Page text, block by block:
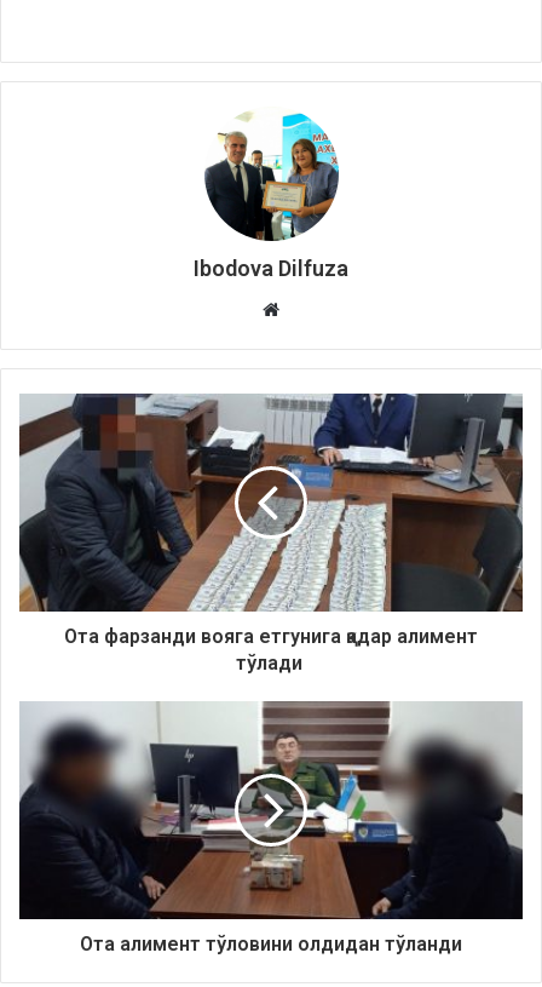
Ibodova Dilfuza
Website
Ота фарзанди вояга етгунига қадар алимент
тўлади
Ота алимент тўловини олдидан тўланди